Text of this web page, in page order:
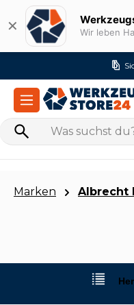
Zum Hauptinhalt
✕ Wir leben
Marken Albrecht